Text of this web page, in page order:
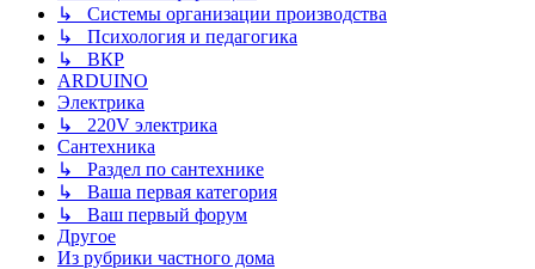
↳ Системы организации производства
↳ Психология и педагогика
↳ ВКР
ARDUINO
Электрика
↳ 220V электрика
Сантехника
↳ Раздел по сантехнике
↳ Ваша первая категория
↳ Ваш первый форум
Другое
Из рубрики частного дома